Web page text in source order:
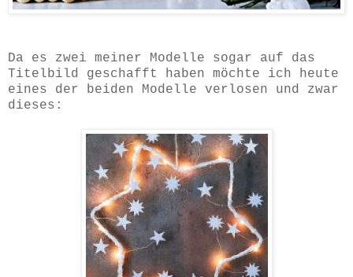
Da es zwei meiner Modelle sogar auf das
Titelbild geschafft haben möchte ich heute
eines der beiden Modelle verlosen und zwar
dieses: